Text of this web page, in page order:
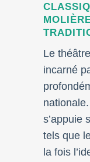
Le
incarné
s’appuie
tels que
la fois